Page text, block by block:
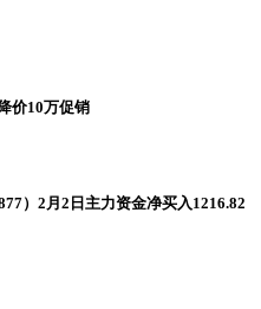
价10万促销
）2月2日主力资金净买入1216.82